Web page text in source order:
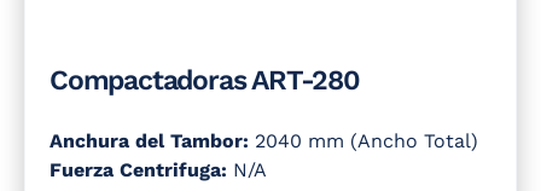
Compactadoras ART-280
Anchura del Tambor: 2040 mm (Ancho Total)
Fuerza Centrifuga: N/A